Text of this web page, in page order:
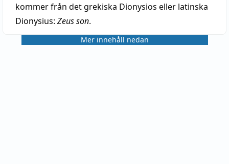
kommer från det grekiska Dionysios eller latinska
Dionysius: Zeus son.
Mer innehåll nedan